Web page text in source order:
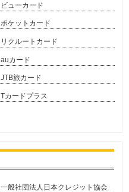
ビューカード
ポケットカード
リクルートカード
auカード
JTB旅カード
Tカードプラス
一般社団法人日本クレジット協会